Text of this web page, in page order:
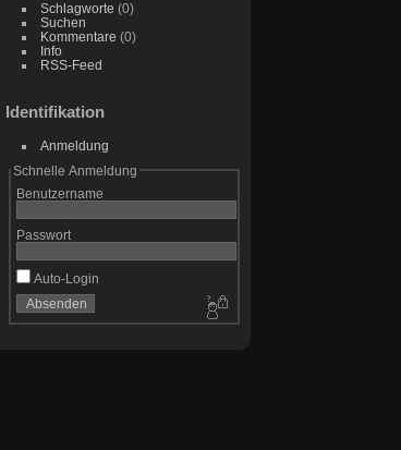
Schlagworte (0)
Suchen
Kommentare (0)
Info
RSS-Feed
Identifikation
Anmeldung
Schnelle Anmeldung
Benutzername
Passwort
Auto-Login